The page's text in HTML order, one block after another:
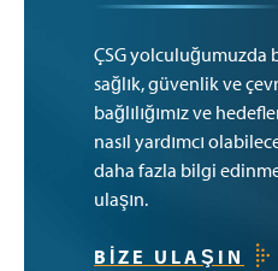
ÇSG yolculuğumuzda
sağlık, güvenlik ve
bağlılığımız ve
nasıl yardımcı
daha fazla bilgi
ulaşın.
BIZE ULAŞIN